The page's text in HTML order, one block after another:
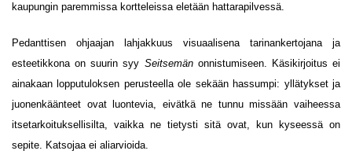
kaupungin paremmissa kortteleissa eletään hattarapilvessä.
Pedanttisen ohjaajan lahjakkuus visuaalisena tarinankertojana ja
esteetikkona on suurin syy Seitsemänonnistumiseen. Käsikirjoitus ei
ainakaan lopputuloksen perusteella ole sekään hassumpi: yllätykset ja
juonenkäänteet ovat luontevia, eivätkä ne tunnu missään vaiheessa
itsetarkoituksellisilta, vaikka ne tietysti sitä ovat, kun kyseessä on
sepite. Katsojaa ei aliarvioida.